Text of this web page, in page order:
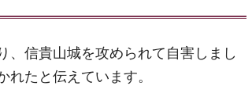
、信貴山城を攻められて自害しまし
たと伝えています。